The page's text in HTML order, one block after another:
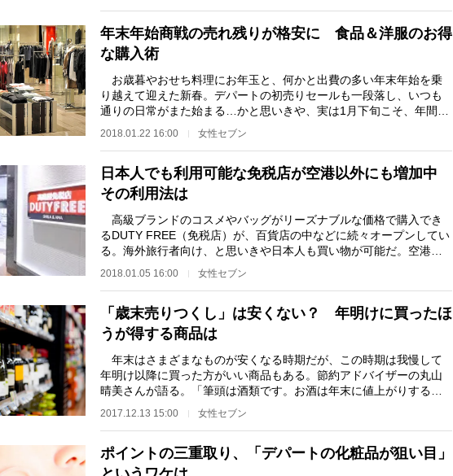
年末年始商戦の売れ残りが格安に 食品＆洋服のお得
な購入術
お歳暮やおせち料理にお年玉と、何かと出費の多い年末年始を乗
り越えて迎えた新春。デパートの初売りセールも一段落し、いつも
通りの日常がまた始まる…かと思いきや、実は1月下旬こそ、年間通
じて最も“お買い得”…
2018.01.22 16:00 女性セブン
日本人でも利用可能な免税店が空港以外にも増加中
その利用法は
高級ブランドのコスメやバッグがリーズナブルな価格で購入でき
るDUTY FREE（免税店）が、百貨店の中などに続々オープンしてい
る。海外旅行者向け、と思いきや日本人も買い物が可能だ。空港の
免税店とどう違うのか…
2018.01.05 16:00 女性セブン
「歳末売りつくし」は安くない？ 年明けに買ったほ
うが得する商品は
年末はさまざまなものが安くなる時期だが、この時期は我慢して
年明け以降に買った方がいい商品もある。節約アドバイザーの丸山
晴美さんが語る。「筆頭は酒類です。お酒は年末に値上がりするの
ですが、シャンパン…
2017.12.13 15:00 女性セブン
ポイントの三重取り、「デパートの化粧品が狙い目」